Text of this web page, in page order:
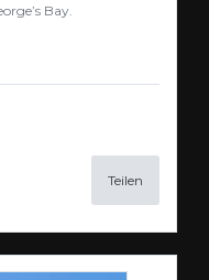
Bay.
Teilen